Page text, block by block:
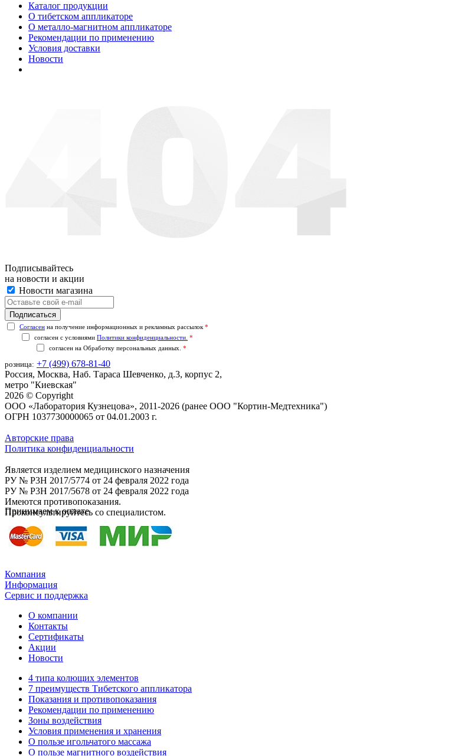
Каталог продукции
О тибетском аппликаторе
О металло-магнитном аппликаторе
Рекомендации по применению
Условия доставки
Новости
Подписывайтесь
на новости и акции
Новости магазина
Согласен на получение информационных и рекламных рассылок *
согласен с условиями Политики конфиденциальности. *
согласен на Обработку персональных данных. *
розница: +7 (499) 678-81-40
Россия, Москва, Наб. Тараса Шевченко, д.3, корпус 2,
метро "Киевская"
2026 © Copyright
ООО «Лаборатория Кузнецова», 2011-2026 (ранее ООО "Кортин-Медтехника")
ОГРН 1037730000065 от 04.01.2003 г.
Авторские права
Политика конфиденциальности
Является изделием медицинского назначения
РУ № P3H 2017/5774 от 24 февраля 2022 года
РУ № P3H 2017/5678 от 24 февраля 2022 года
Имеются противопоказания.
Проконсультируйтесь со специалистом.
Принимаем к оплате
Компания
Информация
Сервис и поддержка
О компании
Контакты
Сертификаты
Акции
Новости
4 типа колющих элементов
7 преимуществ Тибетского аппликатора
Показания и противопоказания
Рекомендации по применению
Зоны воздействия
Условия применения и хранения
О пользе игольчатого массажа
О пользе магнитного воздействия